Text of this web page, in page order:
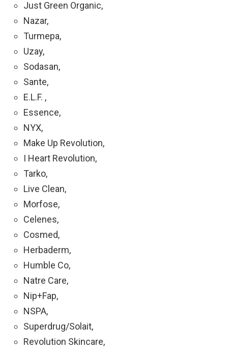
Just Green Organic,
Nazar,
Turmepa,
Uzay,
Sodasan,
Sante,
E.L.F. ,
Essence,
NYX,
Make Up Revolution,
I Heart Revolution,
Tarko,
Live Clean,
Morfose,
Celenes,
Cosmed,
Herbaderm,
Humble Co,
Natre Care,
Nip+Fap,
NSPA,
Superdrug/Solait,
Revolution Skincare,